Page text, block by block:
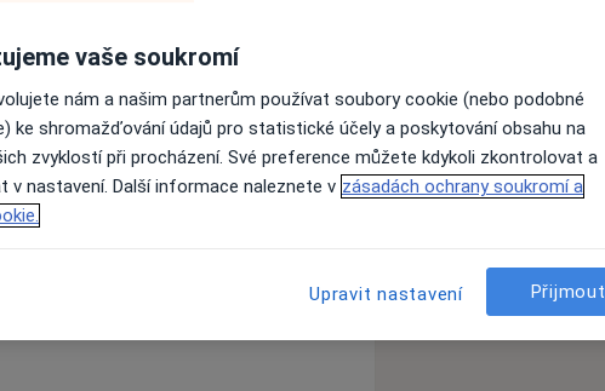
Paradentóza
vaše soukromí
nám a našim partnerům používat soubory cookie (nebo podobné
ke shromažďování údajů pro statistické účely a poskytování obsahu na
zvyklostí při procházení. Své preference můžete kdykoli zkontrolovat a
v nastavení. Další informace naleznete v zásadách ochrany soukromí a
Upravit nastavení Přijmout